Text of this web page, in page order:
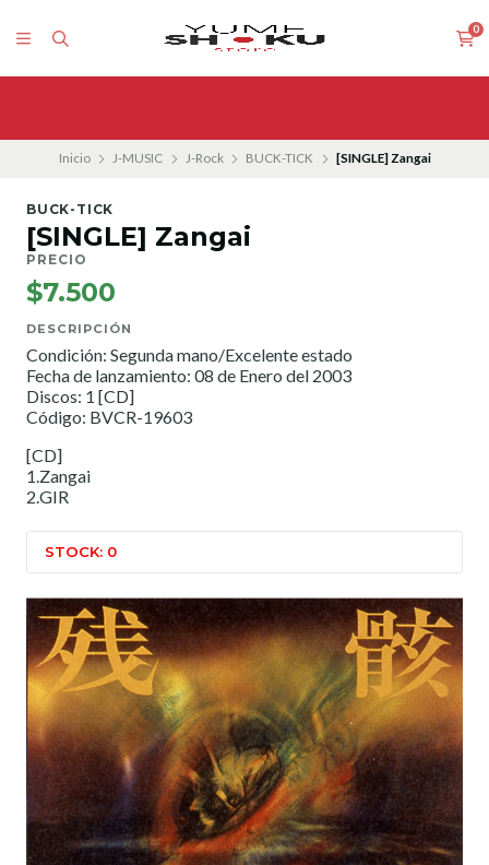
0
Inicio J-MUSIC J-Rock BUCK-TICK [SINGLE] Zangai
BUCK-TICK
[SINGLE] Zangai
PRECIO
$7.500
DESCRIPCIÓN
Condición: Segunda mano/Excelente estado
Fecha de lanzamiento: 08 de Enero del 2003
Discos: 1 [CD]
Código: BVCR-19603
[CD]
1.Zangai
2.GIR
STOCK: 0